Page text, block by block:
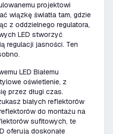
projektowi
wiązkę światła tam, gdzie
z oddzielnego regulatora,
LED stworzyć
regulacji jasności. Ten
LED Białemu
oświetlenie, z
przez długi czas.
białych reflektorów
do montażu na
sufitowych, te
oferują doskonałe